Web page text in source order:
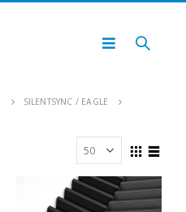
SILENTSYNC / EAGLE